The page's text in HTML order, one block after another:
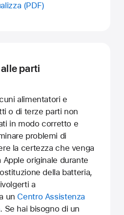
(PDF)
parti
alimentatori e
o di terze parti non
in modo corretto e
problemi di
la certezza che venga
Apple originale durante
della batteria,
a
un Centro Assistenza
. Se hai bisogno di un